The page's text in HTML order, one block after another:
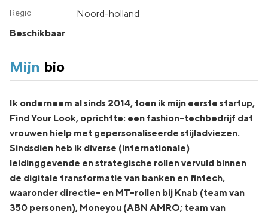
noord-holland
Beschikbaar
Mijn bio
Ik onderneem al sinds 2014, toen ik mijn eerste startup,
Find Your Look, oprichtte: een fashion-techbedrijf dat
vrouwen hielp met gepersonaliseerde stijladviezen.
Sindsdien heb ik diverse (internationale)
leidinggevende en strategische rollen vervuld binnen
de digitale transformatie van banken en fintech,
waaronder directie- en MT-rollen bij Knab (team van
350 personen), Moneyou (ABN AMRO; team van